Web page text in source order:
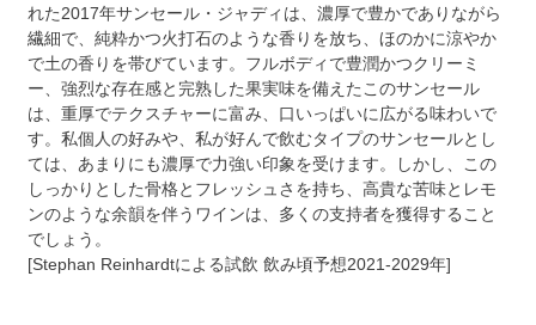
れた2017年サンセール・ジャディは、濃厚で豊かでありながら
繊細で、純粋かつ火打石のような香りを放ち、ほのかに涼やか
で土の香りを帯びています。フルボディで豊潤かつクリーミ
ー、強烈な存在感と完熟した果実味を備えたこのサンセール
は、重厚でテクスチャーに富み、口いっぱいに広がる味わいで
す。私個人の好みや、私が好んで飲むタイプのサンセールとし
ては、あまりにも濃厚で力強い印象を受けます。しかし、この
しっかりとした骨格とフレッシュさを持ち、高貴な苦味とレモ
ンのような余韻を伴うワインは、多くの支持者を獲得すること
でしょう。
[Stephan Reinhardtによる試飲 飲み頃予想2021-2029年]